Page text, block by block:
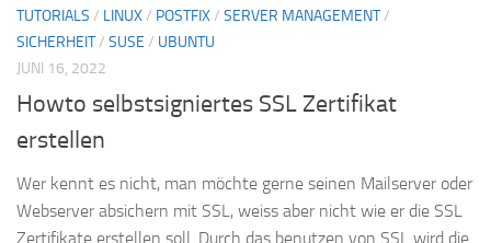
TUTORIALS / LINUX/ POSTFIX/ SERVER MANAGEMENT/
SICHERHEIT/ SUSE / UBUNTU
JUNI 16, 2022
Howto selbstsigniertes SSL Zertifikat
erstellen
Wer kennt es nicht, man möchte gerne seinen Mailserver oder
Webserver absichern mit SSL, weiss aber nicht wie er die SSL
Zertifikate erstellen soll. Durch das benutzen von SSL wird die